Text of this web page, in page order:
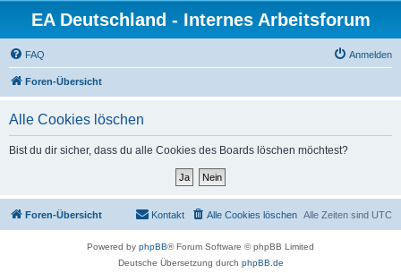
EA Deutschland - Internes Arbeitsforum
FAQ Anmelden
Foren-Übersicht
Alle Cookies löschen
Bist du dir sicher, dass du alle Cookies des Boards löschen möchtest?
Foren-Übersicht Alle Zeiten sind UTC
Alle Cookies löschen
Kontakt
Powered by phpBB® Forum Software © phpBB Limited
Deutsche Übersetzung durch phpBB.de